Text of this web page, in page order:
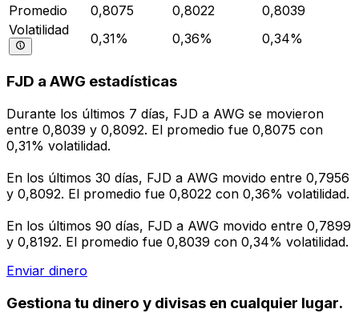
Promedio
0,8075 0,8022
0,8039
Volatilidad
0,31% 0,36% 0,34%
FJD a AWG estadísticas
Durante los últimos 7 días, FJD a AWG se movieron
entre 0,8039 y 0,8092. El promedio fue 0,8075 con
0,31% volatilidad.
En los últimos 30 días, FJD a AWG movido entre 0,7956
y 0,8092. El promedio fue 0,8022 con 0,36% volatilidad.
En los últimos 90 días, FJD a AWG movido entre 0,7899
y 0,8192. El promedio fue 0,8039 con 0,34% volatilidad.
Enviar dinero
Gestiona tu dinero y divisas en cualquier lugar.